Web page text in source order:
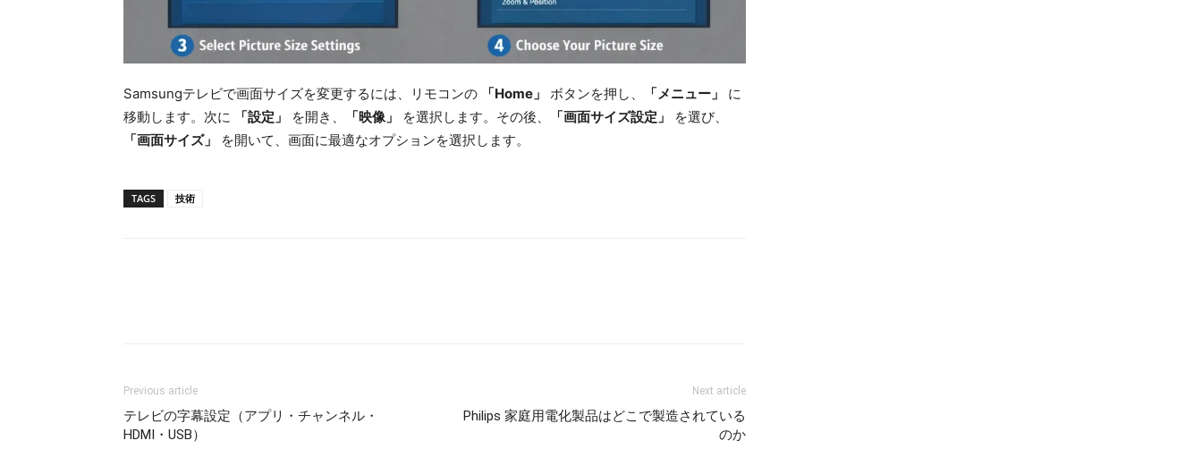
Samsungテレビで画面サイズを変更するには、リモコンの 「Home」 ボタンを押し、 「メニュー」
に
移動します。次に
「設定」 を開き、 「映像」 を選択します。その後、 「画面サイズ設定」
を選び、
「画面サイズ」
を開いて、画面に最適なオプションを選択します。
TAGS 技術
Previous article
テレビの字幕設定（アプリ・チャンネル・
HDMI・USB）
Next article
Philips 家庭用電化製品はどこで製造されている
のか